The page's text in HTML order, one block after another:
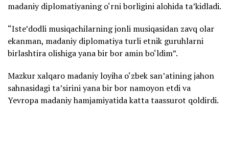
madaniy diplomatiyaning o‘rni borligini alohida ta’kidladi.
“Iste’dodli musiqachilarning jonli musiqasidan zavq olar
ekanman, madaniy diplomatiya turli etnik guruhlarni
birlashtira olishiga yana bir bor amin bo‘ldim”.
Mazkur xalqaro madaniy loyiha o‘zbek san’atining jahon
sahnasidagi ta’sirini yana bir bor namoyon etdi va
Yevropa madaniy hamjamiyatida katta taassurot qoldirdi.